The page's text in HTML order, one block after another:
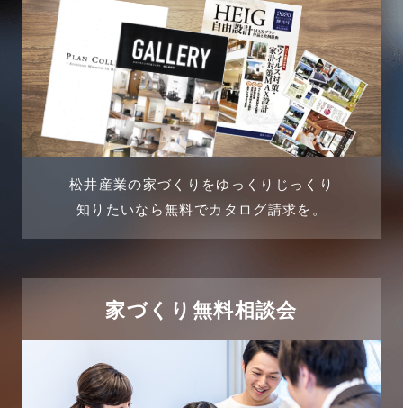
商品情報
土地に関するよくある質問
土地活用事例
土地活用提案
売買物件
太陽光発電活用事例
市民リフォームサービス
2024年7月
2024年6月
2024年5月
2024年4月
2024年2月
2023年12月
2023年11月
松井産業の家づくりをゆっくりじっくり
知りたいなら無料でカタログ請求を。
家づくり無料相談会